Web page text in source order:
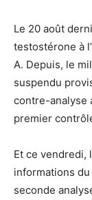
Le 20 août
testostérone à
A. Depuis, le
suspendu
contre-analyse
premier
Et ce vendredi,
informations
seconde